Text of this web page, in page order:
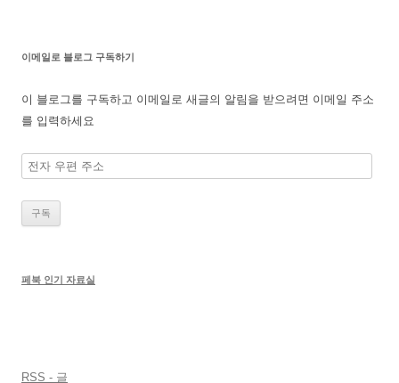
이메일로 블로그 구독하기
이 블로그를 구독하고 이메일로 새글의 알림을 받으려면 이메일 주소
를 입력하세요
전
편
페북 인기 자료실
RSS - 글